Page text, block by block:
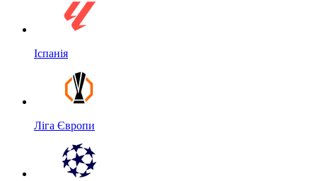
Іспанія
Ліга Європи